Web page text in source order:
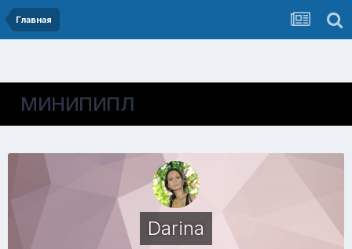
Главная
МИНИПИПЛ
Darina